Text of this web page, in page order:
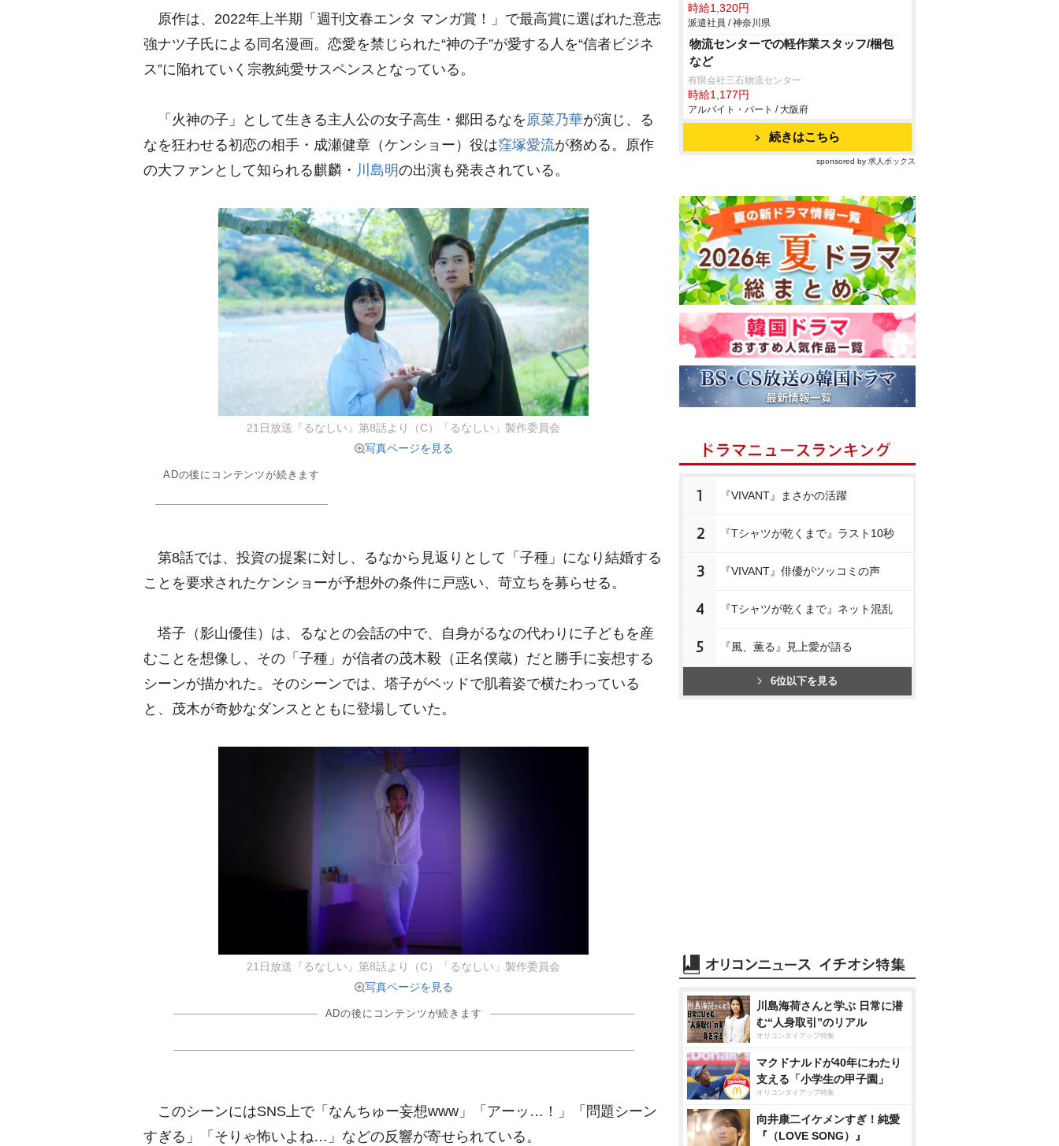
原作は、2022年上半期「週刊文春エンタ マンガ賞！」で最高賞に選ばれた意志
強ナツ子氏による同名漫画。恋愛を禁じられた“神の子”が愛する人を“信者ビジネ
ス”に陥れていく宗教純愛サスペンスとなっている。
「火神の子」として生きる主人公の女子高生・郷田るなを 原菜乃華が演じ、る
なを狂わせる初恋の相手・成瀬健章（ケンショー）役は窪塚愛流が務める。原作
の大ファンとして知られる麒麟・ 川島明の出演も発表されている。
21日放送『るなしい』第8話より（C）「るなしい」製作委員会
写真ページを見る
ADの後にコンテンツが続きます
第8話では、投資の提案に対し、るなから見返りとして「子種」になり結婚する
ことを要求されたケンショーが予想外の条件に戸惑い、苛立ちを募らせる。
塔子（影山優佳）は、るなとの会話の中で、自身がるなの代わりに子どもを産
むことを想像し、その「子種」が信者の茂木毅（正名僕蔵）だと勝手に妄想する
シーンが描かれた。そのシーンでは、塔子がベッドで肌着姿で横たわっている
と、茂木が奇妙なダンスとともに登場していた。
21日放送『るなしい』第8話より（C）「るなしい」製作委員会
写真ページを見る
ADの後にコンテンツが続きます
このシーンにはSNS上で「なんちゅー妄想www」「アーッ…！」「問題シーン
すぎる」「そりゃ怖いよね…」などの反響が寄せられている。
時給1,320円
派遣社員 / 神奈川県
物流センターでの軽作業スタッフ/梱包
など
有限会社三石物流センター
時給1,177円
アルバイト・パート / 大阪府
続きはこちら
sponsored by 求人ボックス
1 『VIVANT』まさかの活躍
2 『Tシャツが乾くまで』ラスト10秒
3 『VIVANT』俳優がツッコミの声
4 『Tシャツが乾くまで』ネット混乱
5 『風、薫る』見上愛が語る
6位以下を見る
川島海荷さんと学ぶ 日常に潜
む“人身取引”のリアル
オリコンタイアップ特集
マクドナルドが40年にわたり
支える「小学生の甲子園」
オリコンタイアップ特集
向井康二イケメンすぎ！純愛
『（LOVE SONG）』